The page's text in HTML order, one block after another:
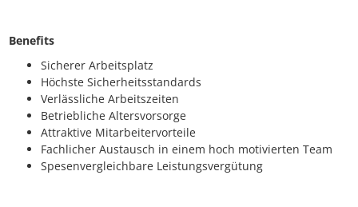
Benefits
Sicherer Arbeitsplatz
Höchste Sicherheitsstandards
Verlässliche Arbeitszeiten
Betriebliche Altersvorsorge
Attraktive Mitarbeitervorteile
Fachlicher Austausch in einem hoch motivierten Team
Spesenvergleichbare Leistungsvergütung